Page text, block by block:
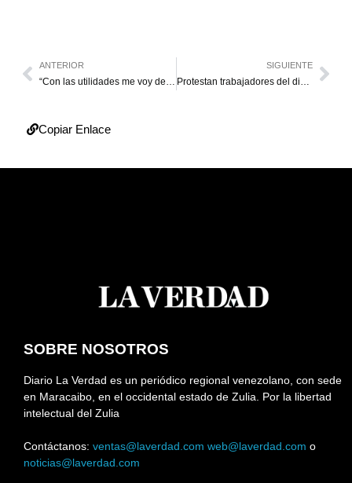
ANTERIOR
“Con las utilidades me voy del país”
SIGUIENTE
Protestan trabajadores del dique Batalla Naval del Lago
Copiar Enlace
SOBRE NOSOTROS
Diario La Verdad es un periódico regional venezolano, con sede
en Maracaibo, en el occidental estado de Zulia. Por la libertad
intelectual del Zulia
Contáctanos: ventas@laverdad.com web@laverdad.com o
noticias@laverdad.com